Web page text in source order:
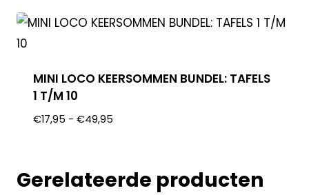
MINI LOCO KEERSOMMEN BUNDEL: TAFELS
1 T/M 10
€17,95 - €49,95
Gerelateerde producten